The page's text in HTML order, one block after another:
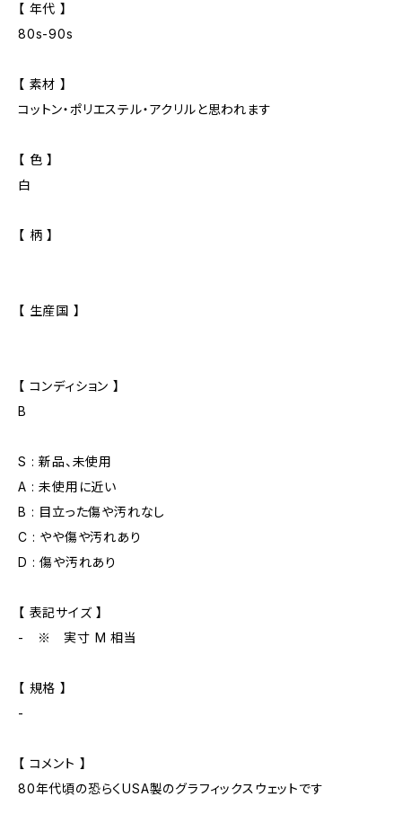
【 年代 】
80s-90s
【 素材 】
コットン・ポリエステル・アクリルと思われます
【 色 】
白
【 柄 】
【 生産国 】
【 コンディション 】
B
S : 新品、未使用
A : 未使用に近い
B : 目立った傷や汚れなし
C : やや傷や汚れあり
D : 傷や汚れあり
【 表記サイズ 】
- ※ 実寸 M 相当
【 規格 】
-
【 コメント 】
80年代頃の恐らくUSA製のグラフィックスウェットです